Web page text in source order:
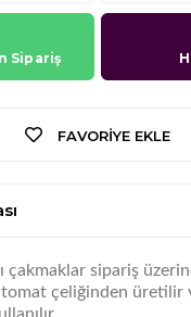
Sipariş
FAVORIYE EKLE
çakmaklar sipariş
çeliğinden üretilir